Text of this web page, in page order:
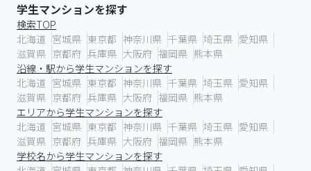
学生マンションを探す
検索TOP
北海道 宮城県 東京都 神奈川県 千葉県 埼玉県 愛知県
滋賀県 京都府 兵庫県 大阪府 福岡県 熊本県
沿線・駅から学生マンションを探す
北海道 宮城県 東京都 神奈川県 千葉県 埼玉県 愛知県
滋賀県 京都府 兵庫県 大阪府 福岡県 熊本県
エリアから学生マンションを探す
北海道 宮城県 東京都 神奈川県 千葉県 埼玉県 愛知県
滋賀県 京都府 兵庫県 大阪府 福岡県 熊本県
学校名から学生マンションを探す